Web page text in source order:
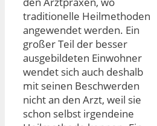
traditionelle Heilmethoden
angewendet werden. Ein
großer Teil der besser
ausgebildeten Einwohner
wendet sich auch deshalb
mit seinen Beschwerden
nicht an den Arzt, weil sie
schon selbst irgendeine